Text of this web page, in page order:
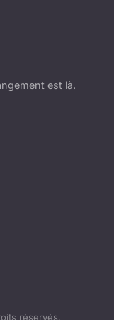
est là.
réservés.